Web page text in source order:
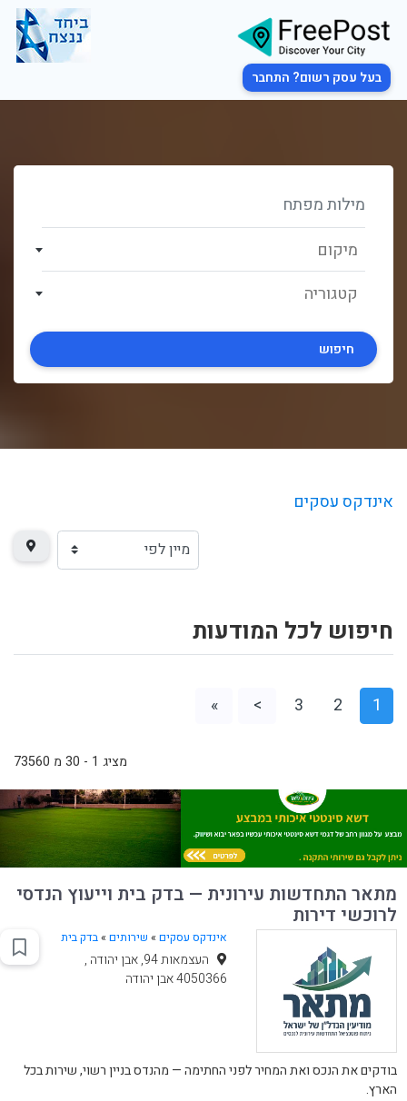
בעל עסק רשום? התחבר
מיקום
קטגוריה
חיפוש
אינדקס עסקים
חיפוש לכל המודעות
1
2
3
>
»
מציג 1 - 30 מ 73560
מתאר התחדשות עירונית — בדק בית וייעוץ הנדסי
לרוכשי דירות
אינדקס עסקים » שירותים»בדק בית
העצמאות 94, אבן יהודה ,
4050366 אבן יהודה
בודקים את הנכס ואת המחיר לפני החתימה — מהנדס בניין רשוי, שירות בכל
הארץ.